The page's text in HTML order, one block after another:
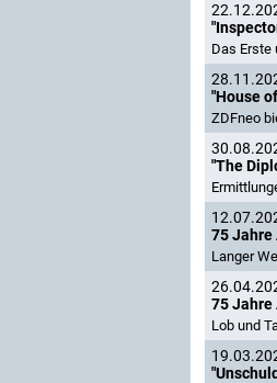
Das Erste
"House
ZDFneo
"The
75 Jahre
Langer
75 Jahre
Lob und